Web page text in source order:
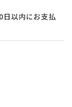
日以内にお支払